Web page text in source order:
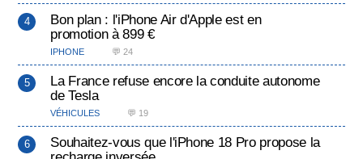
Bon plan : l'iPhone Air d'Apple est en
promotion à 899 €
IPHONE 💬 24
La France refuse encore la conduite autonome
de Tesla
VÉHICULES 💬 19
Souhaitez-vous que l'iPhone 18 Pro propose la